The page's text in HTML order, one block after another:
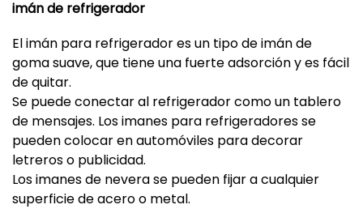
imán de refrigerador
El imán para refrigerador es un tipo de imán de
goma suave, que tiene una fuerte adsorción y es fácil
de quitar.
Se puede conectar al refrigerador como un tablero
de mensajes. Los imanes para refrigeradores se
pueden colocar en automóviles para decorar
letreros o publicidad.
Los imanes de nevera se pueden fijar a cualquier
superficie de acero o metal.